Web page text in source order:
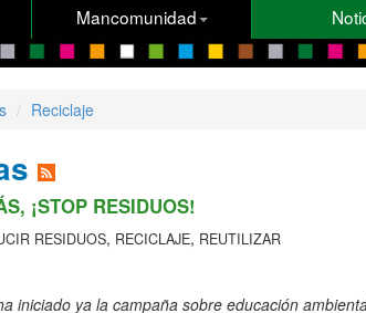
Mancomunidad
Reciclaje
¡STOP RESIDUOS!
RESIDUOS, RECICLAJE, REUTILIZAR
iniciado ya la campaña sobre educación